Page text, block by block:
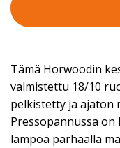
Tämä Horwoodin
valmistettu 18/10
pelkistetty ja ajaton
Pressopannussa
lämpöä parhaalla